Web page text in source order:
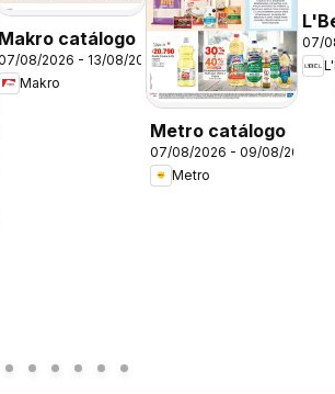
Makro catálogo
08/2026 - 13/08/2026
Makro
Metro catálogo
07/08/2026 - 09/08/2026
Metro
07/